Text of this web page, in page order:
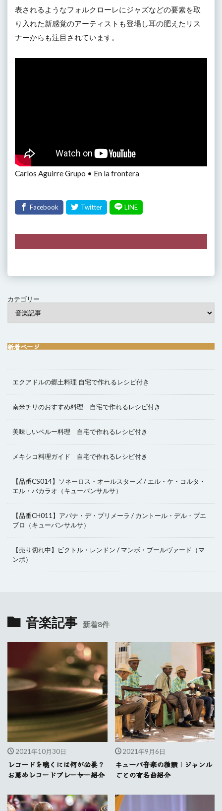
表されるようなフォルクローレにジャズなどの要素を取
り入れた新感覚のアーティストも登場し耳の肥えたリス
ナーからも注目されています。
Carlos Aguirre Grupo • En la frontera
カテゴリー
新着ページ
エクアドルの郷土料理 自宅で作れるレシピ付き
南米チリのおすすめ料理 自宅で作れるレシピ付き
美味しいペルー料理 自宅で作れるレシピ付き
メキシコ料理ガイド 自宅で作れるレシピ付き
【品番CS014】ソネーロス・オールスターズ / エル・ケ・コルタ・
エル・バカラオ（キューバンサルサ）
【品番CH011】アバナ・デ・プリメーラ / カントール・デル・プエ
ブロ（キューバンサルサ）
【売り切れ中】ビクトル・レンドン / マンボ・ブールヴァード（マ
ンボ）
音楽記事 新着8件
2021年10月30日
レコードを聴くには何が必要？
お薦めレコードプレーヤー紹介
2021年9月6日
キューバ音楽の種類｜ジャンル
ごとの有名曲紹介